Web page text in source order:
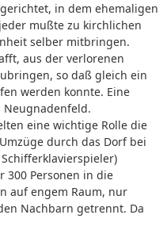
in dem ehemaligen
mußte zu kirchlichen
selber mitbringen.
aus der verlorenen
so daß gleich ein
werden konnte. Eine
eine wichtige Rolle die
durch das Dorf bei
300 Personen in die
auf engem Raum, nur
Nachbarn getrennt. Da